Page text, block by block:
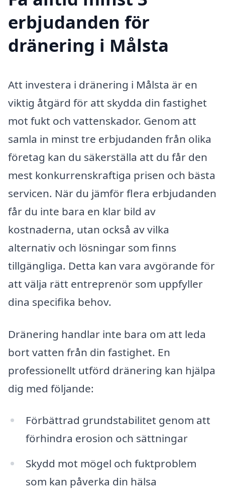
erbjudanden för
dränering i Målsta
Att investera i dränering i Målsta är en
viktig åtgärd för att skydda din fastighet
mot fukt och vattenskador. Genom att
samla in minst tre erbjudanden från olika
företag kan du säkerställa att du får den
mest konkurrenskraftiga prisen och bästa
servicen. När du jämför flera erbjudanden
får du inte bara en klar bild av
kostnaderna, utan också av vilka
alternativ och lösningar som finns
tillgängliga. Detta kan vara avgörande för
att välja rätt entreprenör som uppfyller
dina specifika behov.
Dränering handlar inte bara om att leda
bort vatten från din fastighet. En
professionellt utförd dränering kan hjälpa
dig med följande:
Förbättrad grundstabilitet genom att
förhindra erosion och sättningar
Skydd mot mögel och fuktproblem
som kan påverka din hälsa